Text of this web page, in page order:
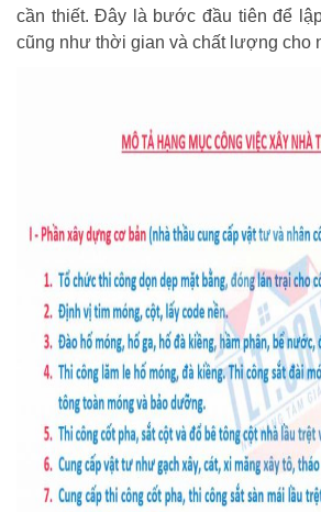
cần thiết. Đây là bước đầu tiên để
cũng như thời gian và chất lượng cho